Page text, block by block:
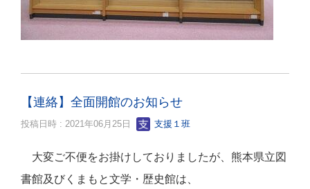
【連絡】全面開館のお知らせ
投稿日時 : 2021年06月25日 支援１班
大変ご不便をお掛けしておりましたが、熊本県立図
書館及びくまもと文学・歴史館は、